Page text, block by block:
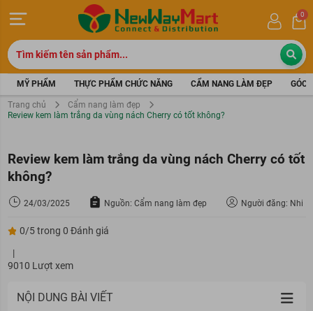
0
MỸ PHẨM THỰC PHẨM CHỨC NĂNG CẨM NANG LÀM ĐẸP GÓC
Trang chủ
Cẩm nang làm đẹp
Review kem làm trắng da vùng nách Cherry có tốt không?
Review kem làm trắng da vùng nách Cherry có tốt
không?
24/03/2025 Nguồn: Cẩm nang làm đẹp Người đăng: Nhi
0/5 trong 0 Đánh giá
|
9010 Lượt xem
NỘI DUNG BÀI VIẾT